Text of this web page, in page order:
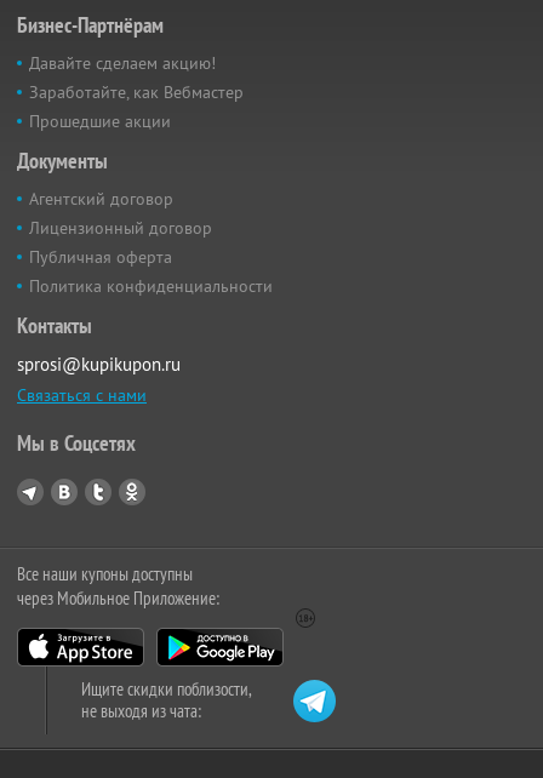
Бизнес-Партнёрам
Давайте сделаем акцию!
Заработайте, как Вебмастер
Прошедшие акции
Документы
Агентский договор
Лицензионный договор
Публичная оферта
Политика конфиденциальности
Контакты
sprosi@kupikupon.ru
Связаться с нами
Мы в Соцсетях
Все наши купоны доступны
через Мобильное Приложение:
Ищите скидки поблизости,
не выходя из чата: